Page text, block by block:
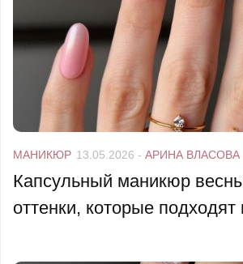
МАНИКЮР 13.05.2026 - АРИНА ВЛАСОВА
Капсульный маникюр
оттенки, которые подходят